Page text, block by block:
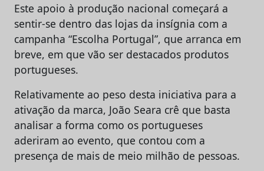
Este apoio à produção nacional começará a
sentir-se dentro das lojas da insígnia com a
campanha “Escolha Portugal”, que arranca em
breve, em que vão ser destacados produtos
portugueses.
Relativamente ao peso desta iniciativa para a
ativação da marca, João Seara crê que basta
analisar a forma como os portugueses
aderiram ao evento, que contou com a
presença de mais de meio milhão de pessoas.